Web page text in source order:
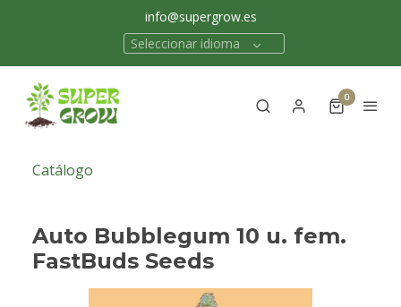
info@supergrow.es
Seleccionar idioma
0
Catálogo
Auto Bubblegum 10 u. fem.
FastBuds Seeds